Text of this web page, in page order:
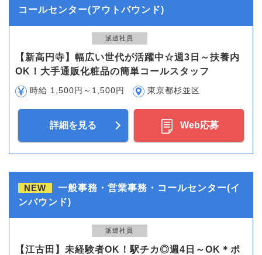
コールセンター(アウトバウンド)
派遣社員
【新高円寺】幅広い世代が活躍中☆週3日～扶養内
OK！大手通販化粧品の簡単コールスタッフ
時給 1,500円～1,500円 東京都杉並区
詳細を見る Web応募
NEW
一般事務・営業事務・コールセンター(イ
ンバウンド)
派遣社員
【江古田】未経験者OK！駅チカ◎週4日～OK＊ポ